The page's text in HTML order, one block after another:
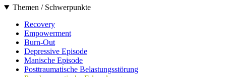
Themen / Schwerpunkte
Recovery
Empowerment
Burn-Out
Depressive Episode
Manische Episode
Posttraumatische Belastungsstörung